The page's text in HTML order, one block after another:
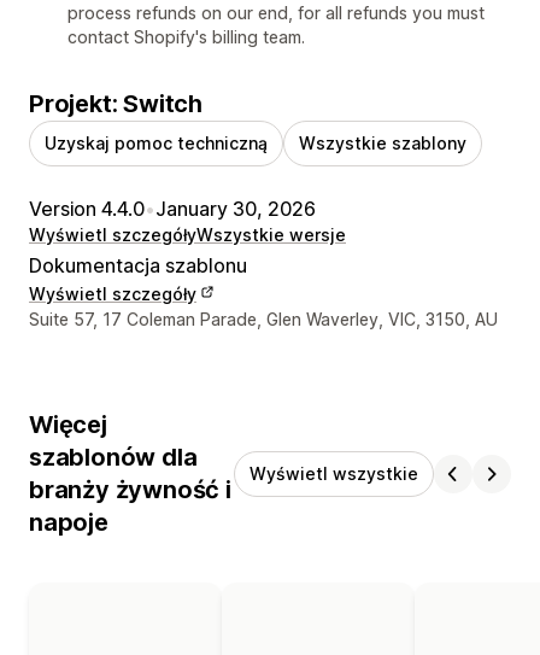
process refunds on our end, for all refunds you must
contact Shopify's billing team.
Projekt: Switch
Uzyskaj pomoc techniczną Wszystkie szablony
Version 4.4.0•January 30, 2026
Wyświetl szczegółyWszystkie wersje
Dokumentacja szablonu
Wyświetl szczegóły
Dane kontaktowe projektanta
Suite 57, 17 Coleman Parade, Glen Waverley, VIC, 3150, AU
Więcej
szablonów dla
branży żywność i
napoje
Wyświetl wszystkie